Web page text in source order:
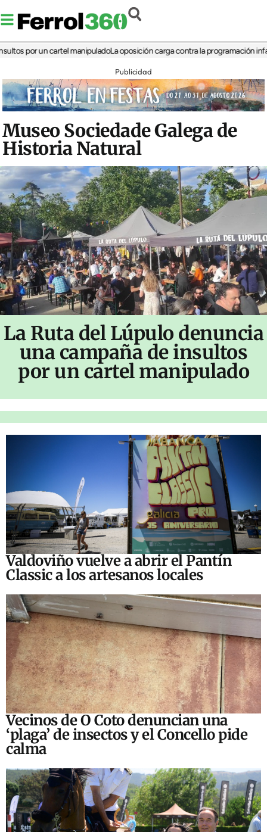
un cartel manipuladoLa oposición carga contra la programación infantil de
Publicidad
Museo Sociedade Galega de
Historia Natural
La Ruta del Lúpulo denuncia
una campaña de insultos
por un cartel manipulado
Valdoviño vuelve a abrir el Pantín
Classic a los artesanos locales
Vecinos de O Coto denuncian una
‘plaga’ de insectos y el Concello pide
calma